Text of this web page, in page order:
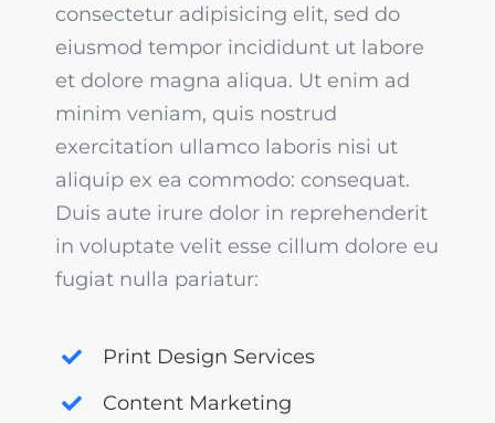
consectetur adipisicing elit, sed do
eiusmod tempor incididunt ut labore
et dolore magna aliqua. Ut enim ad
minim veniam, quis nostrud
exercitation ullamco laboris nisi ut
aliquip ex ea commodo: consequat.
Duis aute irure dolor in reprehenderit
in voluptate velit esse cillum dolore eu
fugiat nulla pariatur:
Print Design Services
Content Marketing